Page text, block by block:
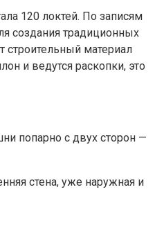
120 локтей. По записям
создания традиционных
строительный материал
и ведутся раскопки, это
попарно с двух сторон —
стена, уже наружная и